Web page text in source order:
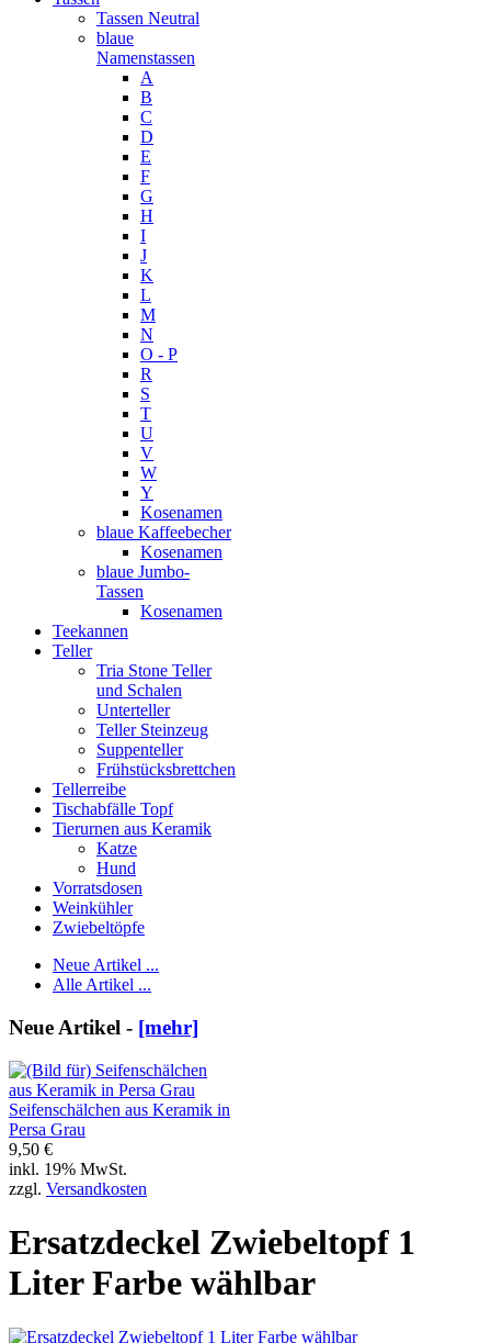
Tassen Neutral
blaue
Namenstassen
A
B
C
D
E
F
G
H
I
J
K
L
M
N
O - P
R
S
T
U
V
W
Y
Kosenamen
blaue Kaffeebecher
Kosenamen
blaue Jumbo-
Tassen
Kosenamen
Teekannen
Teller
Tria Stone Teller
und Schalen
Unterteller
Teller Steinzeug
Suppenteller
Frühstücksbrettchen
Tellerreibe
Tischabfälle Topf
Tierurnen aus Keramik
Katze
Hund
Vorratsdosen
Weinkühler
Zwiebeltöpfe
Neue Artikel ...
Alle Artikel ...
Neue Artikel - [mehr]
Seifenschälchen aus Keramik in
Persa Grau
9,50 €
inkl. 19% MwSt.
zzgl. Versandkosten
Ersatzdeckel Zwiebeltopf 1
Liter Farbe wählbar